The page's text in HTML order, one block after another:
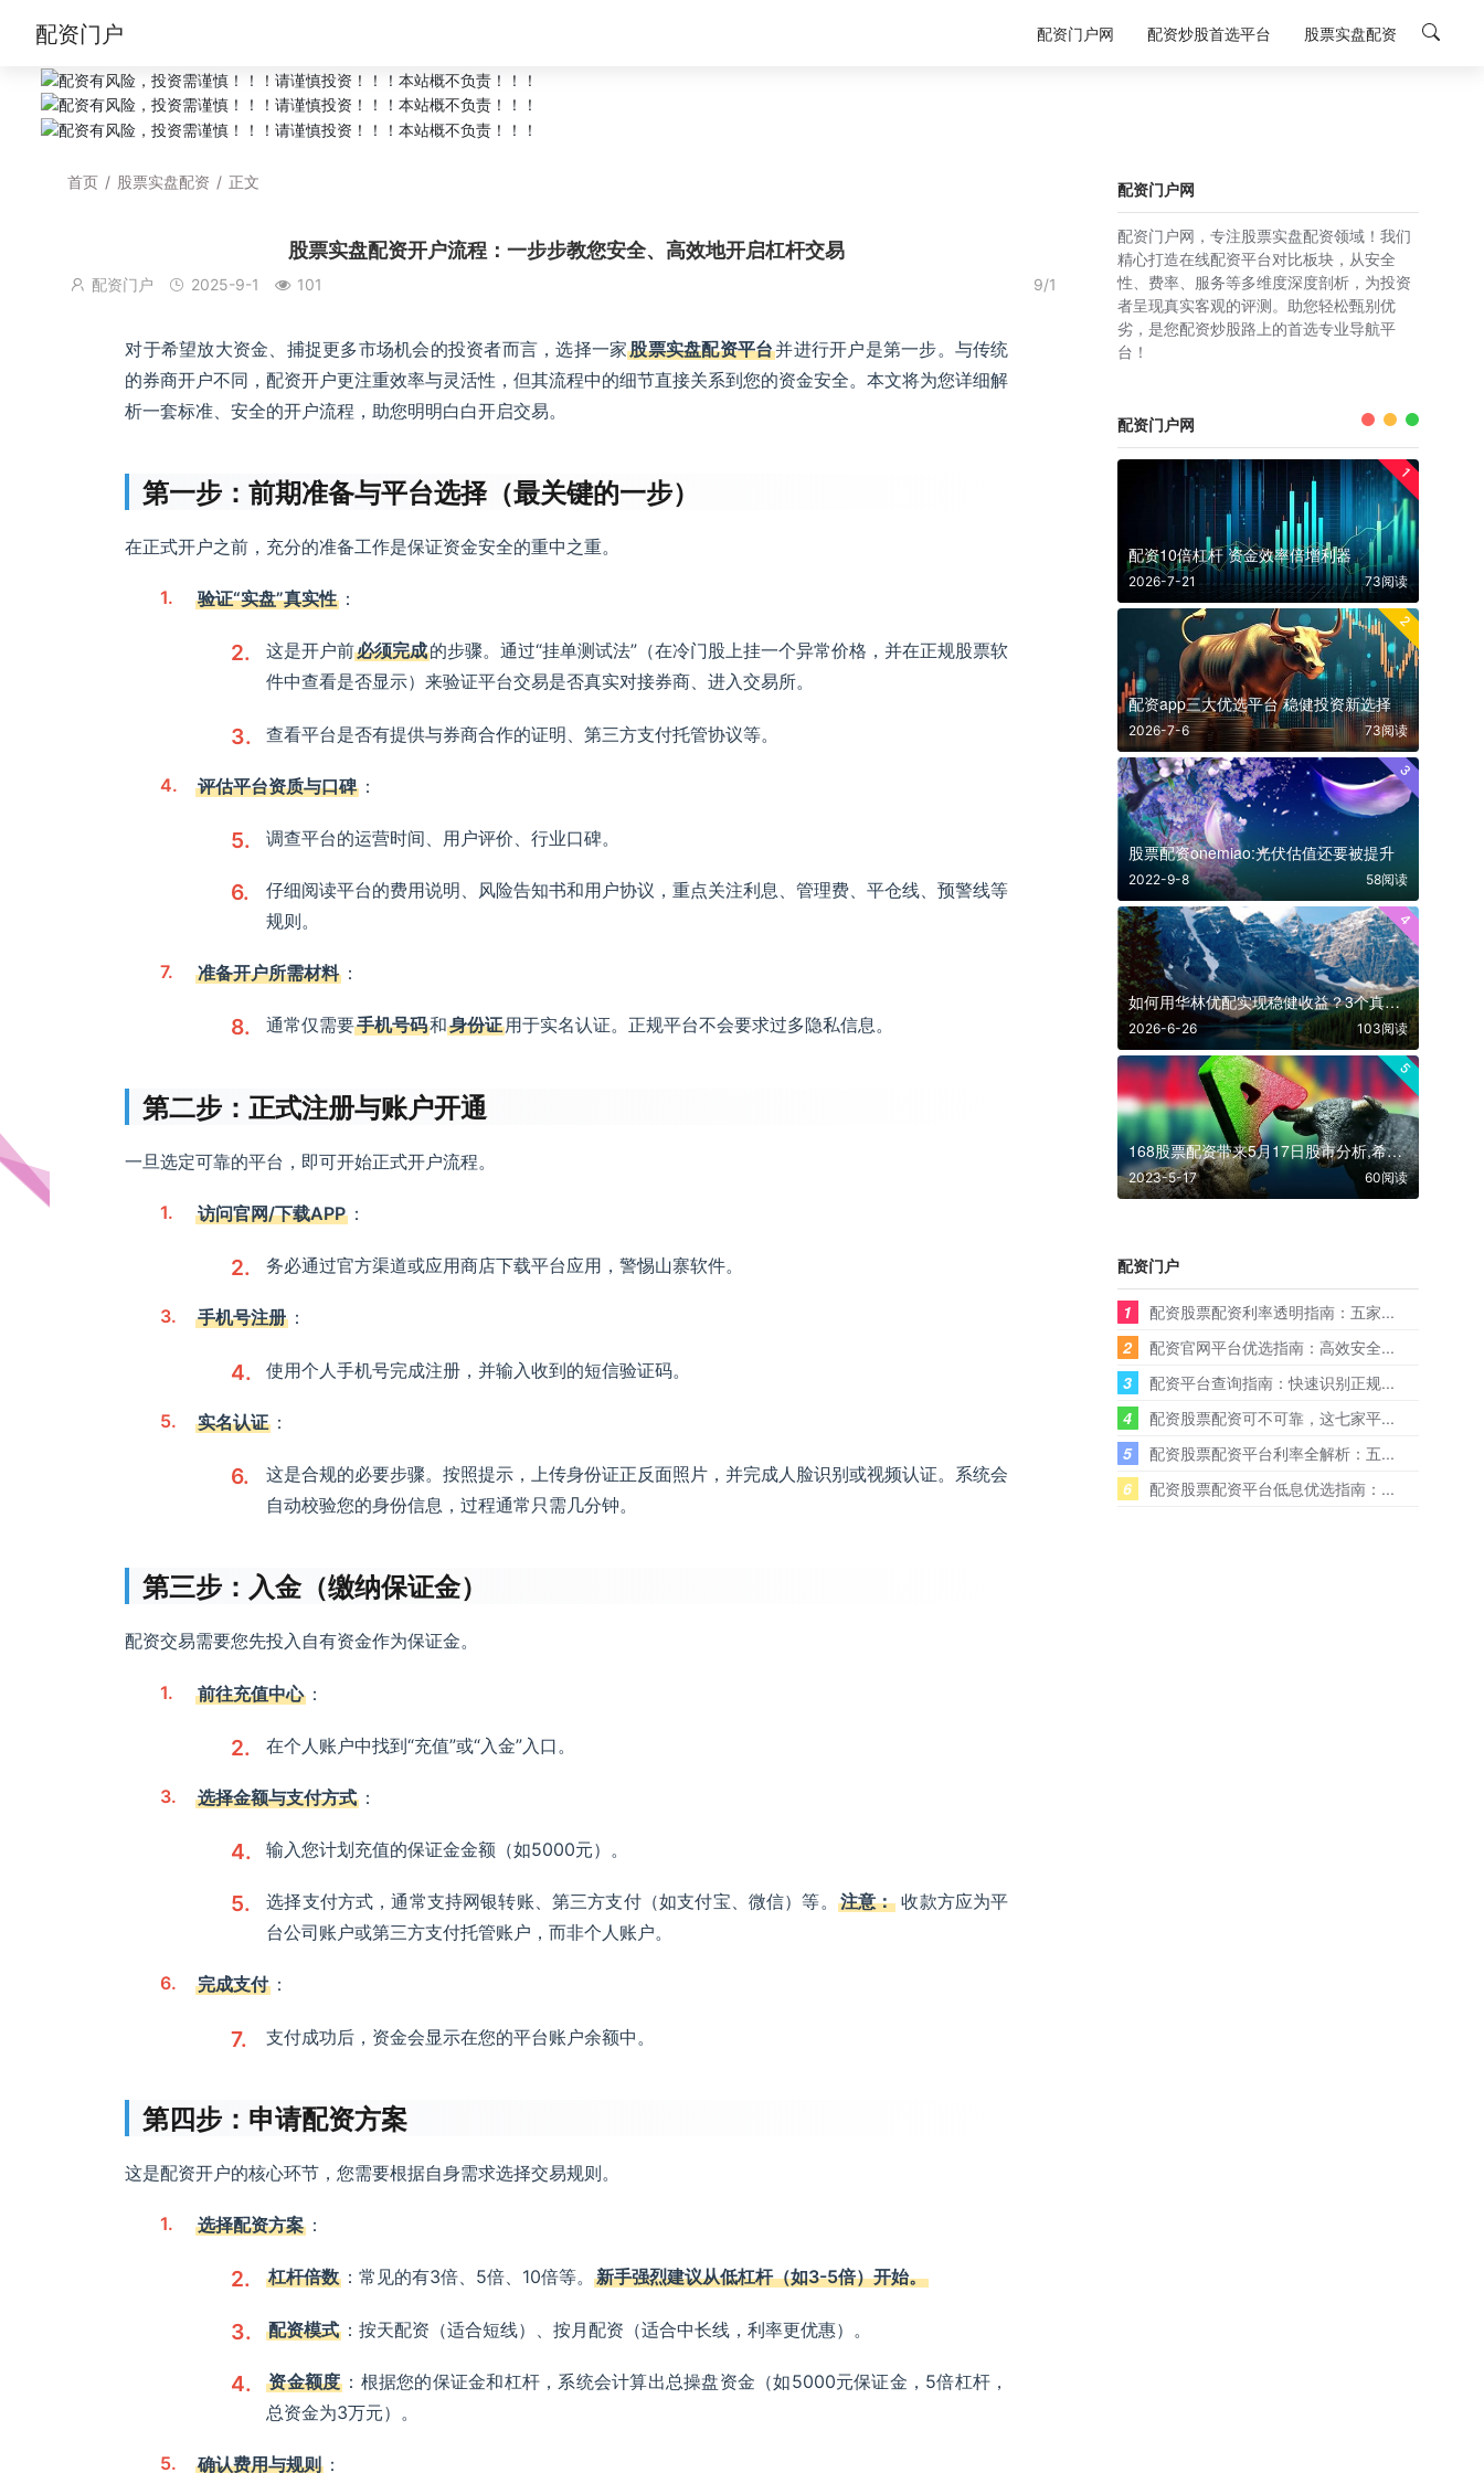
配资门户 配资门户网 配资炒股首选平台 股票实盘配资
首页 / 股票实盘配资 / 正文
股票实盘配资开户流程：一步步教您安全、高效地开启杠杆交易
配资门户 2025-9-1 101 9/1
对于希望放大资金、捕捉更多市场机会的投资者而言，选择一家股票实盘配资平台并进行开户是第一步。与传统
的券商开户不同，配资开户更注重效率与灵活性，但其流程中的细节直接关系到您的资金安全。本文将为您详细解
析一套标准、安全的开户流程，助您明明白白开启交易。
第一步：前期准备与平台选择（最关键的一步）
在正式开户之前，充分的准备工作是保证资金安全的重中之重。
验证“实盘”真实性 ：
这是开户前必须完成的步骤。通过“挂单测试法”（在冷门股上挂一个异常价格，并在正规股票软
件中查看是否显示）来验证平台交易是否真实对接券商、进入交易所。
查看平台是否有提供与券商合作的证明、第三方支付托管协议等。
评估平台资质与口碑 ：
调查平台的运营时间、用户评价、行业口碑。
仔细阅读平台的费用说明、风险告知书和用户协议，重点关注利息、管理费、平仓线、预警线等
规则。
准备开户所需材料 ：
通常仅需要手机号码和身份证用于实名认证。正规平台不会要求过多隐私信息。
第二步：正式注册与账户开通
一旦选定可靠的平台，即可开始正式开户流程。
访问官网/下载APP ：
务必通过官方渠道或应用商店下载平台应用，警惕山寨软件。
手机号注册 ：
使用个人手机号完成注册，并输入收到的短信验证码。
实名认证 ：
这是合规的必要步骤。按照提示，上传身份证正反面照片，并完成人脸识别或视频认证。系统会
自动校验您的身份信息，过程通常只需几分钟。
第三步：入金（缴纳保证金）
配资交易需要您先投入自有资金作为保证金。
前往充值中心 ：
在个人账户中找到“充值”或“入金”入口。
选择金额与支付方式 ：
输入您计划充值的保证金金额（如5000元）。
选择支付方式，通常支持网银转账、第三方支付（如支付宝、微信）等。 注意： 收款方应为平
台公司账户或第三方支付托管账户，而非个人账户。
完成支付 ：
支付成功后，资金会显示在您的平台账户余额中。
第四步：申请配资方案
这是配资开户的核心环节，您需要根据自身需求选择交易规则。
选择配资方案 ：
杠杆倍数 ：常见的有3倍、5倍、10倍等。新手强烈建议从低杠杆（如3-5倍）开始。
配资模式 ：按天配资（适合短线）、按月配资（适合中长线，利率更优惠）。
资金额度 ：根据您的保证金和杠杆，系统会计算出总操盘资金（如5000元保证金，5倍杠杆，
总资金为3万元）。
确认费用与规则 ：
配资门户网
配资门户网，专注股票实盘配资领域！我们
精心打造在线配资平台对比板块，从安全
性、费率、服务等多维度深度剖析，为投资
者呈现真实客观的评测。助您轻松甄别优
劣，是您配资炒股路上的首选专业导航平
台！
配资门户网
1
配资10倍杠杆 资金效率倍增利器
2026-7-21 73阅读
2
配资app三大优选平台 稳健投资新选择
2026-7-6 73阅读
3
股票配资onemiao:光伏估值还要被提升
2022-9-8 58阅读
4
如何用华林优配实现稳健收益？3个真实案例解析
2026-6-26 103阅读
5
168股票配资带来5月17日股市分析,希望明天收阳
2023-5-17 60阅读
配资门户
1
配资股票配资利率透明指南：五家...
2
配资官网平台优选指南：高效安全...
3
配资平台查询指南：快速识别正规...
4
配资股票配资可不可靠，这七家平...
5
配资股票配资平台利率全解析：五...
6
配资股票配资平台低息优选指南：...